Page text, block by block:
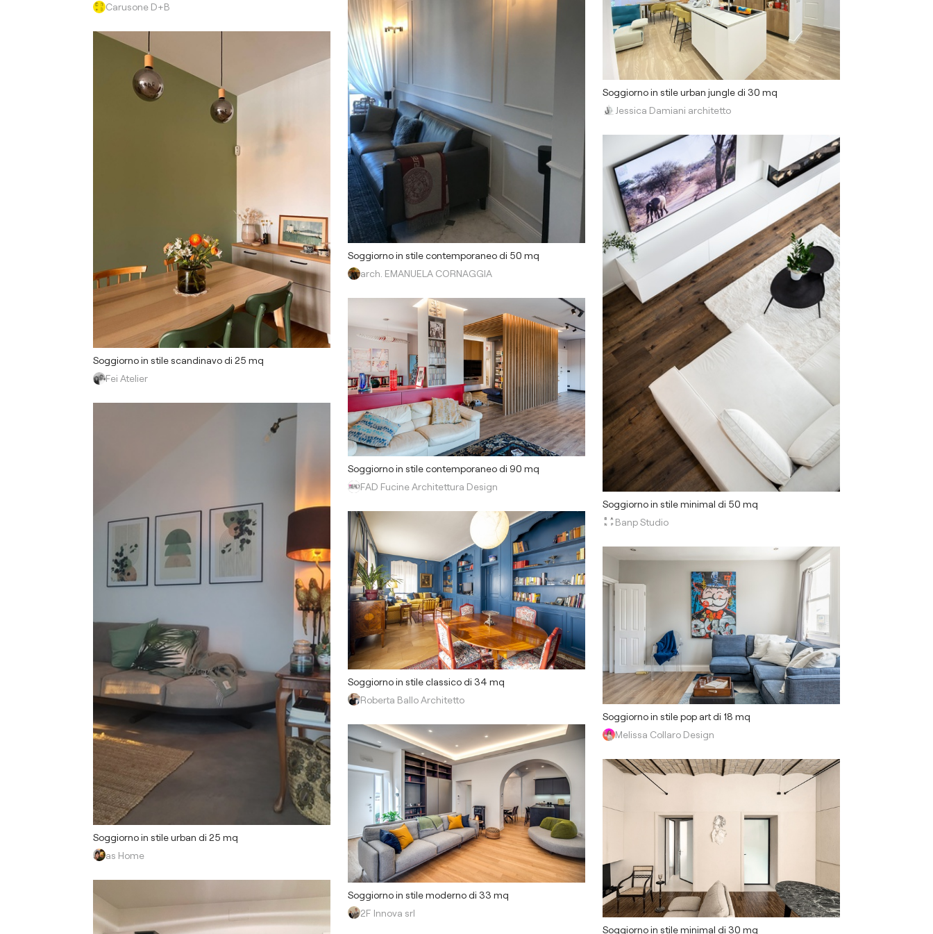
Carusone D+B
Soggiorno in stile scandinavo di 25 mq
Fei Atelier
Soggiorno in stile urban di 25 mq
as Home
Soggiorno in stile contemporaneo di 50 mq
arch. EMANUELA CORNAGGIA
Soggiorno in stile contemporaneo di 90 mq
FAD Fucine Architettura Design
Soggiorno in stile classico di 34 mq
Roberta Ballo Architetto
Soggiorno in stile moderno di 33 mq
2F Innova srl
Soggiorno in stile urban jungle di 30 mq
Jessica Damiani architetto
Soggiorno in stile minimal di 50 mq
Banp Studio
Soggiorno in stile pop art di 18 mq
Melissa Collaro Design
Soggiorno in stile minimal di 30 mq